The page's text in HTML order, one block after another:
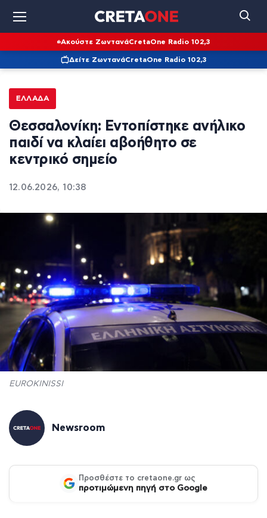
Ακούστε ΖωντανάCretaOne Radio 102,3
Δείτε ΖωντανάCretaOne Radio 102,3
ΕΛΛΆΔΑ
Θεσσαλονίκη: Εντοπίστηκε ανήλικο
παιδί να κλαίει αβοήθητο σε
κεντρικό σημείο
12.06.2026, 10:38
EUROKINISSI
Newsroom
Προσθέστε το cretaone.gr ως
προτιμώμενη πηγή στο Google